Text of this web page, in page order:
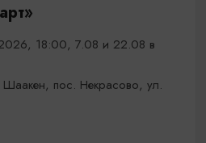
18:00, 7.08 и 22.08 в
пос. Некрасово, ул.